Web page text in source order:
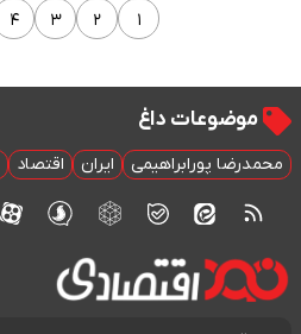
۱ ۲ ۳ ۴
موضوعات داغ
محمدرضا پورابراهیمی ایران اقتصاد